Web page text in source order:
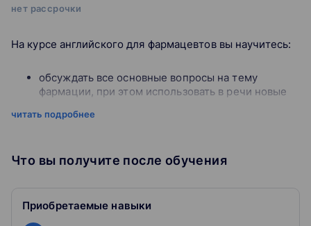
нет рассрочки
На курсе английского для фармацевтов вы научитесь:
обсуждать все основные вопросы на тему
фармации, при этом использовать в речи новые
проходить собеседования в международные
фармацевтические материалы (научные статьи,
1. Introduction to the industry
2. Drugs
читать подробнее
Что вы получите после обучения
Приобретаемые навыки